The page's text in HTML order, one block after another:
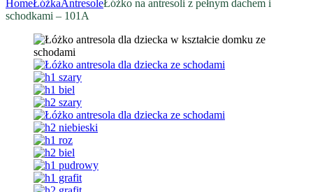
HomeŁóżkaAntresoleŁóżko na antresoli z pełnym dachem i
schodkami – 101A